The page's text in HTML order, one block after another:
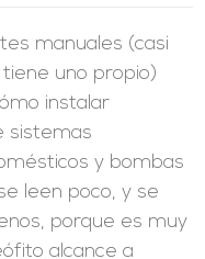
manuales (casi
uno propio)
instalar
sistemas
y bombas
leen poco, y se
porque es muy
alcance a